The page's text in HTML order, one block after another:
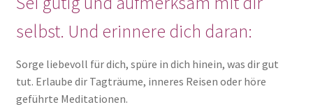
selbst. Und erinnere dich daran:
Sorge liebevoll für dich, spüre in dich hinein, was dir gut
tut. Erlaube dir Tagträume, inneres Reisen oder höre
geführte Meditationen.